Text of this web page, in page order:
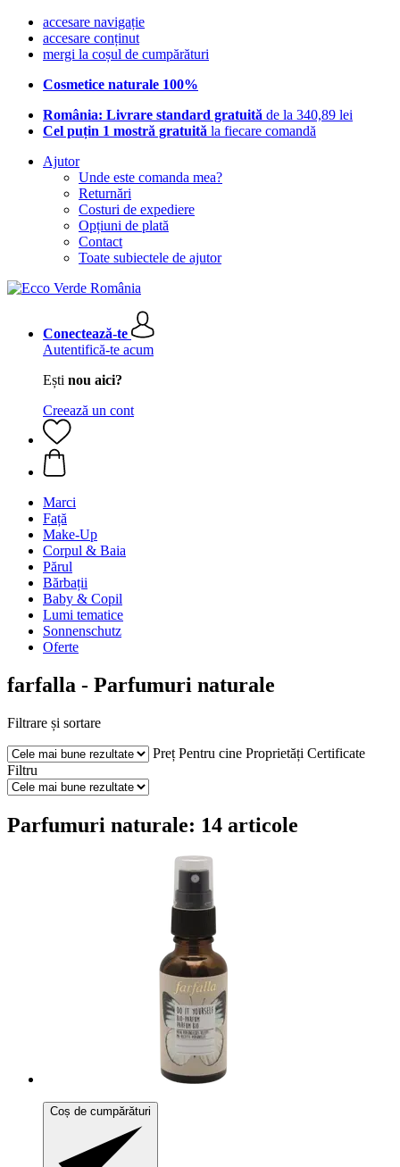
accesare navigație
accesare conținut
mergi la coșul de cumpărături
Cosmetice naturale 100%
România: Livrare standard gratuită de la 340,89 lei
Cel puțin 1 mostră gratuită la fiecare comandă
Ajutor
Unde este comanda mea?
Returnări
Costuri de expediere
Opțiuni de plată
Contact
Toate subiectele de ajutor
Conectează-te
Autentifică-te acum
Ești nou aici?
Creează un cont
Marci
Față
Make-Up
Corpul & Baia
Părul
Bărbații
Baby & Copil
Lumi tematice
Sonnenschutz
Oferte
farfalla - Parfumuri naturale
Filtrare și sortare
Preț Pentru cine Proprietăți Certificate
Filtru
Parfumuri naturale: 14 articole
Coș de cumpărături